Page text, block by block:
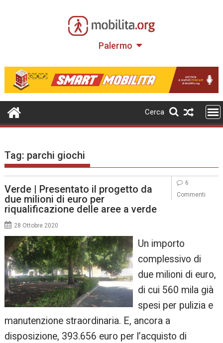
Palermo
Cerca
Tag: parchi giochi
Verde | Presentato il progetto da
due milioni di euro per
riqualificazione delle aree a verde
28 Ottobre 2020
Un importo
complessivo di
due milioni di euro,
di cui 560 mila già
spesi per pulizia e
manutenzione straordinaria. E, ancora a
disposizione, 393.656 euro per l’acquisto di
6
Commenti